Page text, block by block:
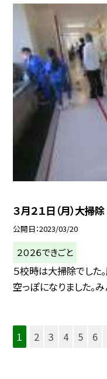
３月２１日（月）大掃除
公開日 2023/03/20
２０２６できごと
５校時は大掃除でした
空っぽになりました。
1 2 3 4 5 6